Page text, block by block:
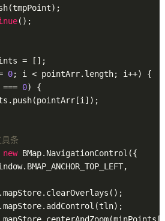
();
= [];
0; i < pointArr.length; i++) {
0) {
条
new BMap.NavigationControl({